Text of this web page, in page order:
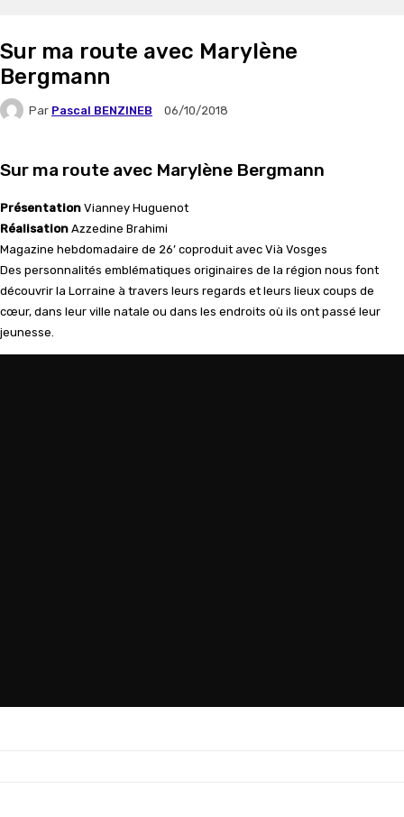
Sur ma route avec Marylène
Bergmann
Par Pascal BENZINEB 06/10/2018
Sur ma route avec Marylène Bergmann
Présentation Vianney Huguenot
Réalisation Azzedine Brahimi
Magazine hebdomadaire de 26’ coproduit avec Vià Vosges
Des personnalités emblématiques originaires de la région nous font
découvrir la Lorraine à travers leurs regards et leurs lieux coups de
cœur, dans leur ville natale ou dans les endroits où ils ont passé leur
jeunesse.